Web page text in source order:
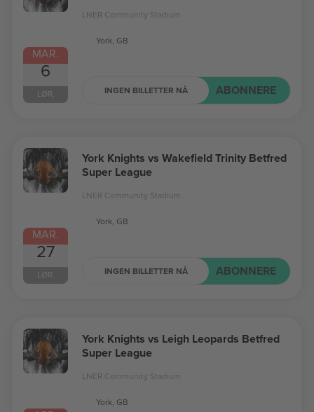
MAR.
6
LØR.
LNER Community Stadium
York, GB
INGEN BILLETTER NÅ ABONNERE
MAR.
27
LØR.
York Knights vs Wakefield Trinity Betfred
Super League
LNER Community Stadium
York, GB
INGEN BILLETTER NÅ ABONNERE
York Knights vs Leigh Leopards Betfred
Super League
LNER Community Stadium
York, GB